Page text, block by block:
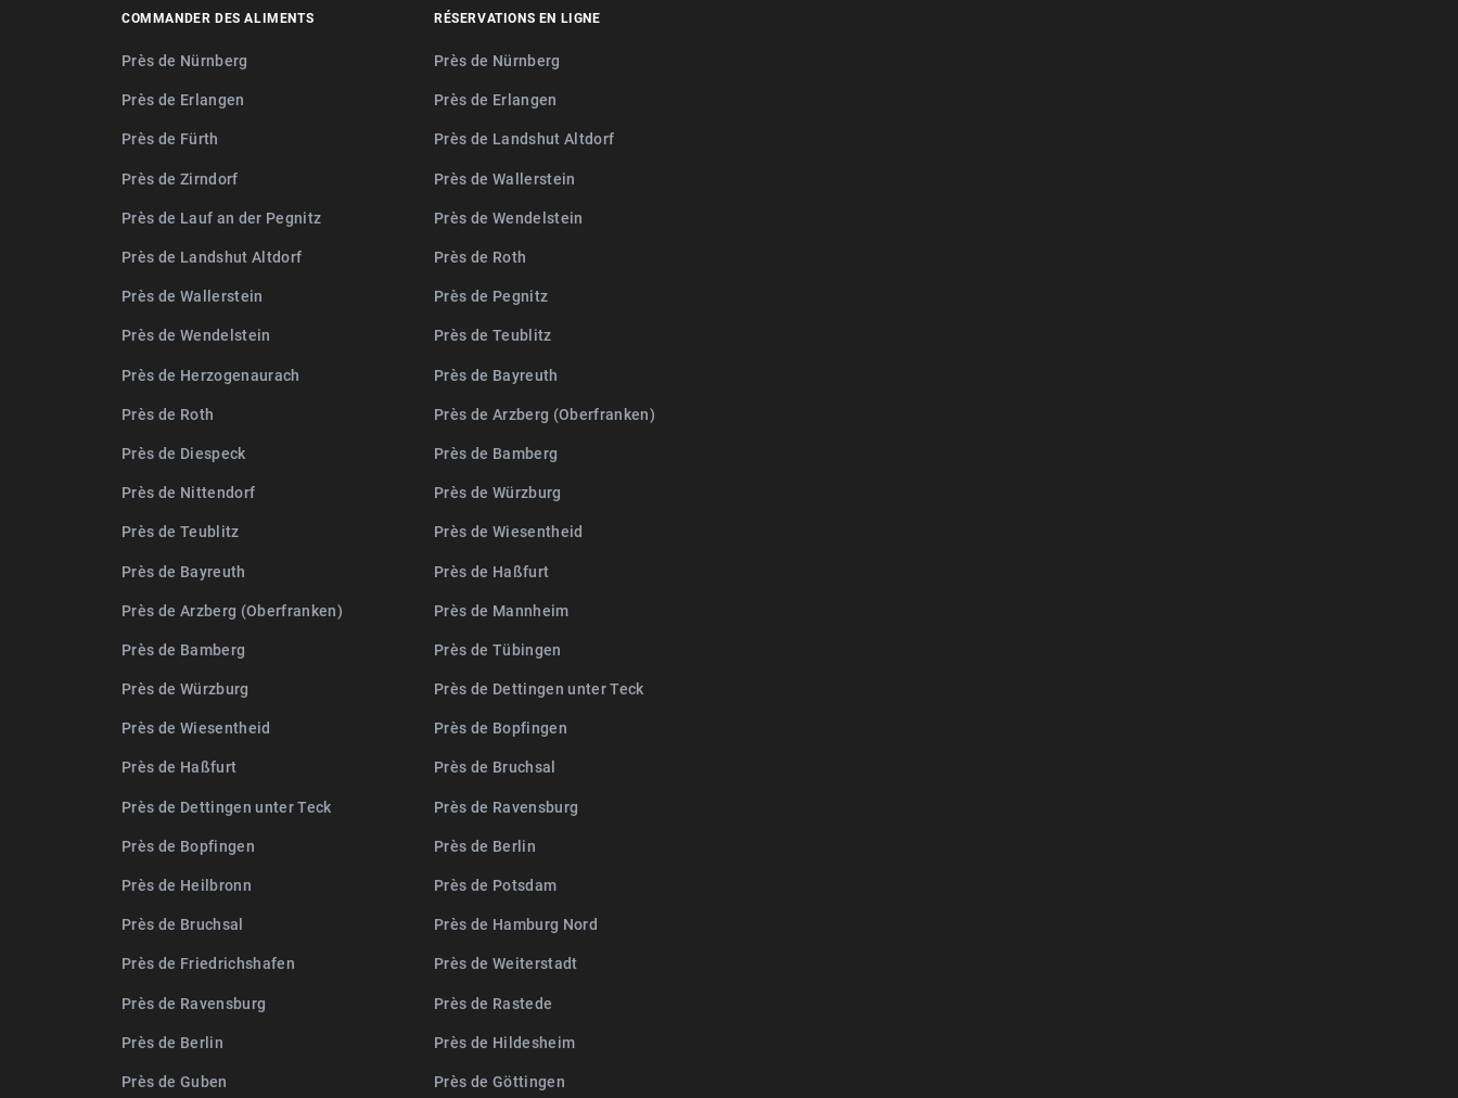
COMMANDER DES ALIMENTS
Près de Nürnberg
Près de Erlangen
Près de Fürth
Près de Zirndorf
Près de Lauf an der Pegnitz
Près de Landshut Altdorf
Près de Wallerstein
Près de Wendelstein
Près de Herzogenaurach
Près de Roth
Près de Diespeck
Près de Nittendorf
Près de Teublitz
Près de Bayreuth
Près de Arzberg (Oberfranken)
Près de Bamberg
Près de Würzburg
Près de Wiesentheid
Près de Haßfurt
Près de Dettingen unter Teck
Près de Bopfingen
Près de Heilbronn
Près de Bruchsal
Près de Friedrichshafen
Près de Ravensburg
Près de Berlin
Près de Guben
RÉSERVATIONS EN LIGNE
Près de Nürnberg
Près de Erlangen
Près de Landshut Altdorf
Près de Wallerstein
Près de Wendelstein
Près de Roth
Près de Pegnitz
Près de Teublitz
Près de Bayreuth
Près de Arzberg (Oberfranken)
Près de Bamberg
Près de Würzburg
Près de Wiesentheid
Près de Haßfurt
Près de Mannheim
Près de Tübingen
Près de Dettingen unter Teck
Près de Bopfingen
Près de Bruchsal
Près de Ravensburg
Près de Berlin
Près de Potsdam
Près de Hamburg Nord
Près de Weiterstadt
Près de Rastede
Près de Hildesheim
Près de Göttingen